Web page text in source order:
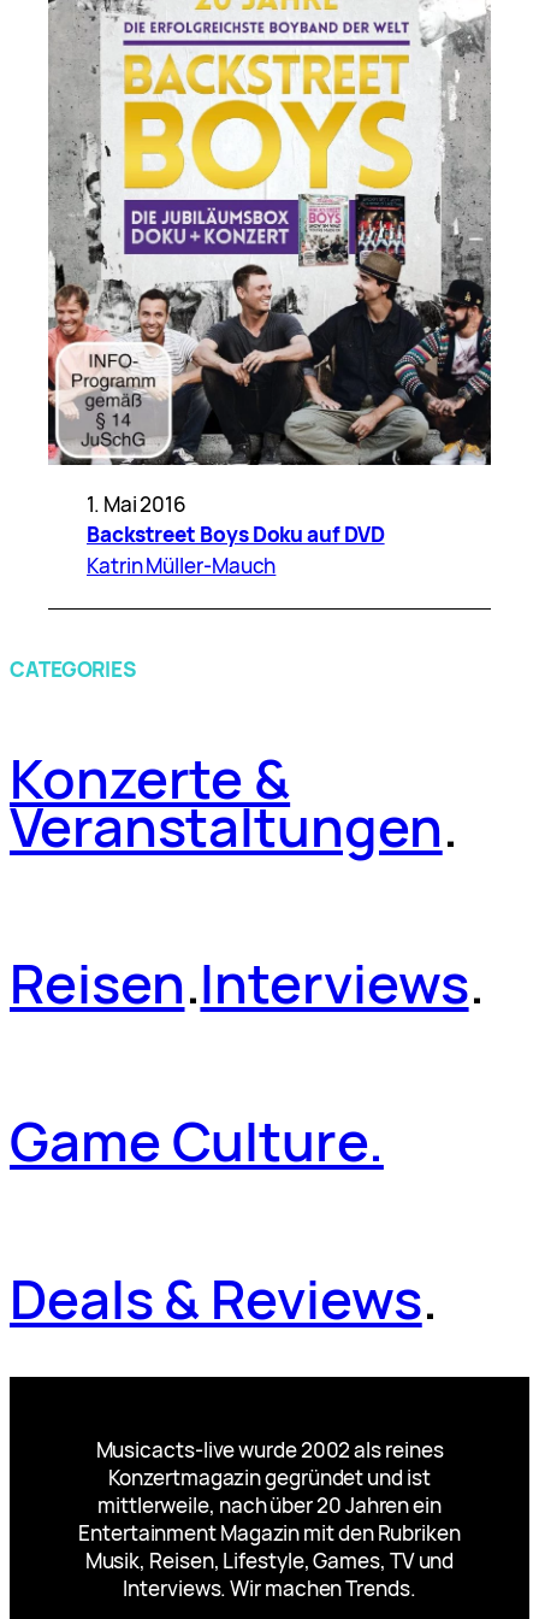
1. Mai 2016
Backstreet Boys Doku auf DVD
Katrin Müller-Mauch
CATEGORIES
Konzerte &
Veranstaltungen.
Reisen.Interviews.
Game Culture.
Deals & Reviews.
Musicacts-live wurde 2002 als reines
Konzertmagazin gegründet und ist
mittlerweile, nach über 20 Jahren ein
Entertainment Magazin mit den Rubriken
Musik, Reisen, Lifestyle, Games, TV und
Interviews. Wir machen Trends.